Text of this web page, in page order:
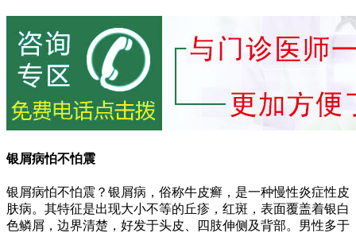
银屑病怕不怕震
银屑病怕不怕震？银屑病，俗称牛皮癣，是一种慢性炎症性皮
肤病。其特征是出现大小不等的丘疹，红斑，表面覆盖着银白
色鳞屑，边界清楚，好发于头皮、四肢伸侧及背部。男性多于